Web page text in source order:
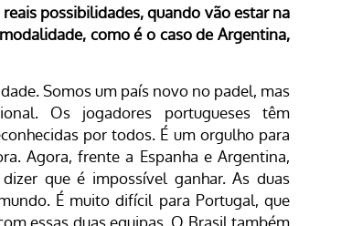
possibilidades, quando vão estar na
como é o caso de Argentina,
Somos um país novo no padel, mas
Os jogadores portugueses têm
por todos. É um orgulho para
Agora, frente a Espanha e Argentina,
que é impossível ganhar. As duas
É muito difícil para Portugal, que